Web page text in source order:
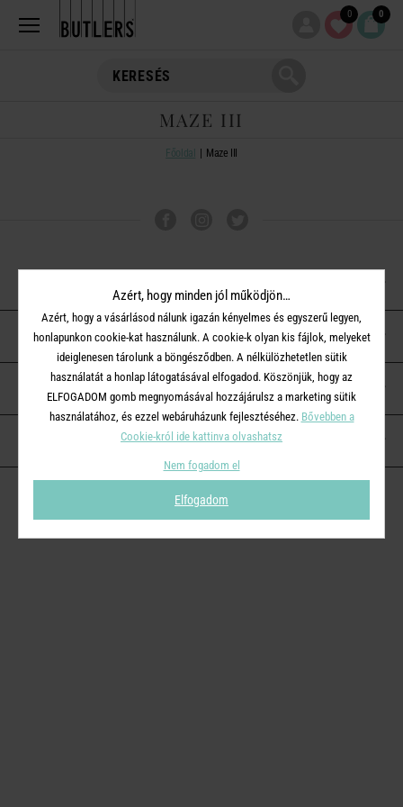
0 0
MAZE III
Főoldal Maze III
ÜGYFÉLSZOLGÁLAT
A BUTLERS-RŐL
KAPCSOLAT
Azért, hogy minden jól működjön…
Azért, hogy a vásárlásod nálunk igazán kényelmes és egyszerű legyen,
honlapunkon cookie-kat használunk. A cookie-k olyan kis fájlok, melyeket
ideiglenesen tárolunk a böngésződben. A nélkülözhetetlen sütik
használatát a honlap látogatásával elfogadod. Köszönjük, hogy az
ELFOGADOM gomb megnyomásával hozzájárulsz a marketing sütik
használatához, és ezzel webáruházunk fejlesztéséhez. Bővebben a
Cookie-król ide kattinva olvashatsz
Nem fogadom el
Elfogadom